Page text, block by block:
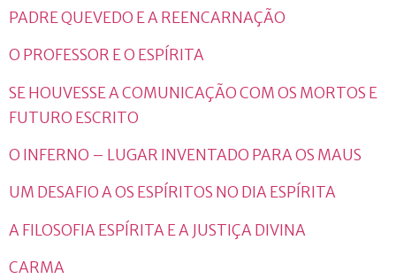
PADRE QUEVEDO E A REENCARNAÇÃO
O PROFESSOR E O ESPÍRITA
SE HOUVESSE A COMUNICAÇÃO COM OS MORTOS E
FUTURO ESCRITO
O INFERNO – LUGAR INVENTADO PARA OS MAUS
UM DESAFIO A OS ESPÍRITOS NO DIA ESPÍRITA
A FILOSOFIA ESPÍRITA E A JUSTIÇA DIVINA
CARMA